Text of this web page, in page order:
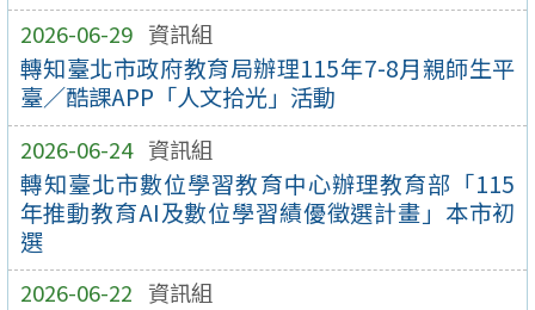
2026-06-29 資訊組
轉知臺北市政府教育局辦理115年7-8月親師生平
臺／酷課APP「人文拾光」活動
2026-06-24 資訊組
轉知臺北市數位學習教育中心辦理教育部「115
年推動教育AI及數位學習績優徵選計畫」本市初
選
2026-06-22 資訊組